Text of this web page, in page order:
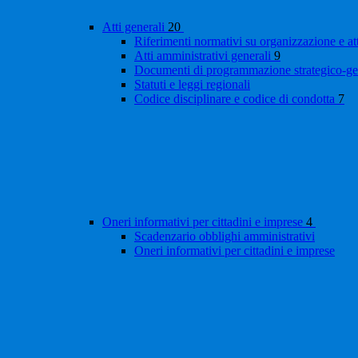
Atti generali 20
Riferimenti normativi su organizzazione e
Atti amministrativi generali 9
Documenti di programmazione strategico-
Statuti e leggi regionali
Codice disciplinare e codice di condotta 7
Oneri informativi per cittadini e imprese 4
Scadenzario obblighi amministrativi
Oneri informativi per cittadini e imprese